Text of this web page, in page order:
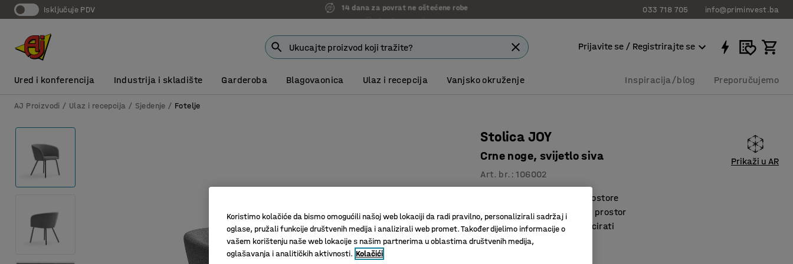
Isključuje PDV 7 godina garancije 033 718 705 info@priminvest.ba
Prijavite se / Registrirajte se
Ured i konferencija Industrija i skladište Garderoba Blagovaonica Ulaz i recepcija Vanjsko okruženje Inspiracija/blog Preporučujemo
AJ Proizvodi Ulaz i recepcija Sjedenje Fotelje
Stolica JOY
Crne noge, svijetlo siva
Art. br. :106002
Prikaži u AR
Prikladna za različite prostore
Moderan dizajn za svaki prostor
Tkanina se može dezinficirati
Koristimo kolačiće da bismo omogućili našoj web lokaciji da radi pravilno, personalizirali sadržaj i
oglase, pružali funkcije društvenih medija i analizirali web promet. Također dijelimo informacije o
vašem korištenju naše web lokacije s našim partnerima u oblastima društvenih medija,
oglašavanja i analitičkih aktivnosti. Kolačići